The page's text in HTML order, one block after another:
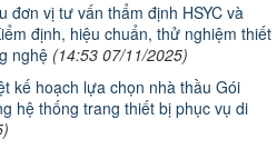
đơn vị tư vấn thẩm định HSYC và
định, hiệu chuẩn, thử nghiệm thiết
nghệ (14:53 07/11/2025)
kế hoạch lựa chọn nhà thầu Gói
hệ thống trang thiết bị phục vụ di